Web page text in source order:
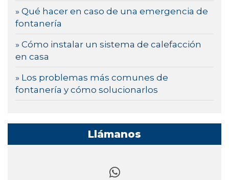
» Qué hacer en caso de una emergencia de
fontanería
» Cómo instalar un sistema de calefacción
en casa
» Los problemas más comunes de
fontanería y cómo solucionarlos
Llámanos